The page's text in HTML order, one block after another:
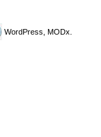
WordPress, MODx.